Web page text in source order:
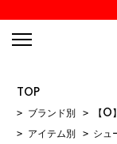
TOP
> ブランド別 > 【O】
> アイテム別 > シュ